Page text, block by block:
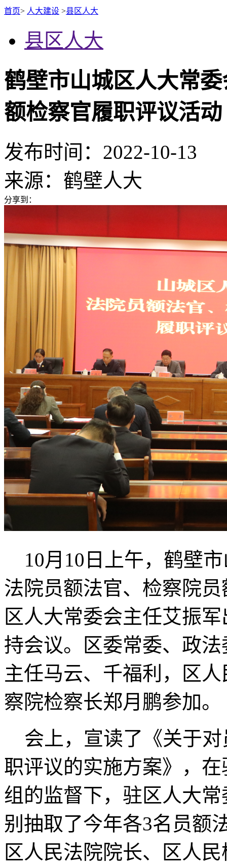
首页> 人大建设 >县区人大
县区人大
鹤壁市山城区人大常
额检察官履职评议活动
发布时间：2022-10-13
来源： 鹤壁人大
分享到：
10月10日上午，鹤壁
法院员额法官、检察院
区人大常委会主任艾振
持会议。区委常委、政
主任马云、千福利，区
察院检察长郑月鹏参加。
会上，宣读了《关于对
职评议的实施方案》，
组的监督下，驻区人大
别抽取了今年各3名员额
区人民法院院长、区人